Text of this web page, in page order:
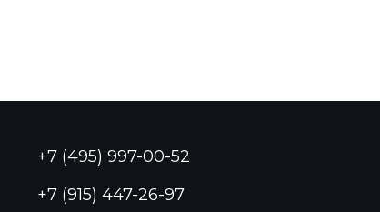
+7 (495) 997-00-52
+7 (915) 447-26-97